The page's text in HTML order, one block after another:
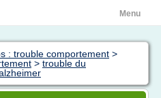
Menu
: trouble comportement >
> trouble du